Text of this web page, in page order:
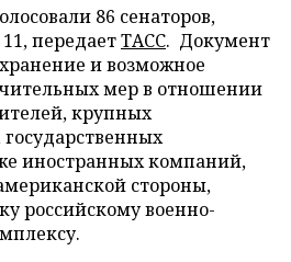
86 сенаторов,
передаетТАСС. Документ
и возможное
мер в отношении
крупных
иностранных компаний,
стороны,
российскому военно-